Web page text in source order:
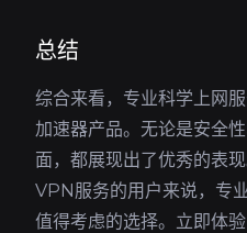
总结
综合来看，专业科学上网
加速器产品。无论是安全
面，都展现出了优秀的表
VPN服务的用户来说，专
值得考虑的选择。立即体